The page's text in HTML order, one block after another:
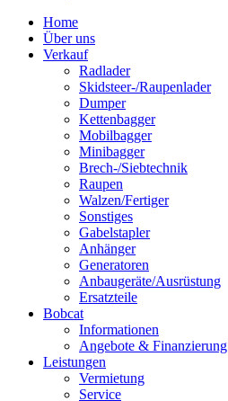
Home
Über uns
Verkauf
Radlader
Skidsteer-/Raupenlader
Dumper
Kettenbagger
Mobilbagger
Minibagger
Brech-/Siebtechnik
Raupen
Walzen/Fertiger
Sonstiges
Gabelstapler
Anhänger
Generatoren
Anbaugeräte/Ausrüstung
Ersatzteile
Bobcat
Informationen
Angebote & Finanzierung
Leistungen
Vermietung
Service